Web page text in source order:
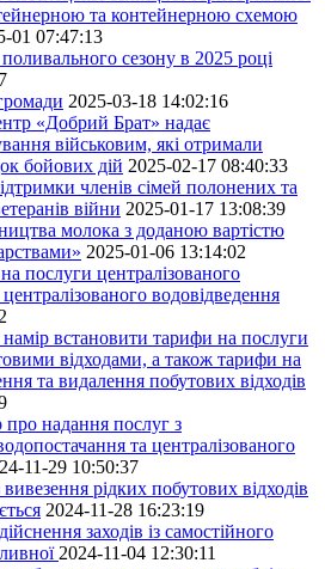
та контейнерною схемою
01 07:47:13
сезону в 2025 році
2025-03-18 14:02:16
«Добрий Брат» надає
військовим, які отримали
бойових дій 2025-02-17 08:40:33
членів сімей полонених та
війни 2025-01-17 13:08:39
молока з доданою вартістю
2025-01-06 13:14:02
послуги централізованого
водовідведення
встановити тарифи на послуги
відходами, а також тарифи на
та видалення побутових відходів
про надання послуг з
та централізованого
11-29 10:50:37
рідких побутових відходів
2024-11-28 16:23:19
заходів із самостійного
2024-11-04 12:30:11